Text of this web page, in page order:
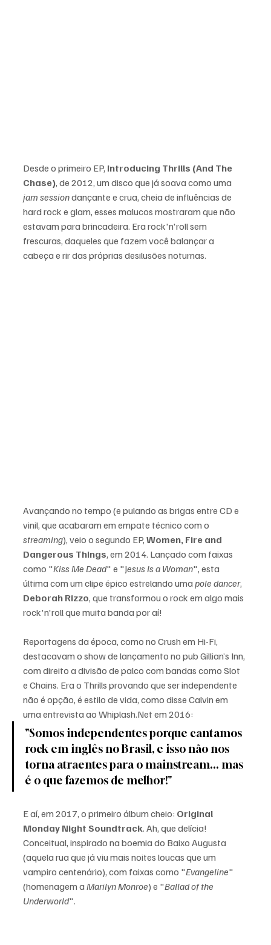
Desde o primeiro EP, Introducing Thrills (And The
Chase), de 2012, um disco que já soava como uma
jam session dançante e crua, cheia de influências de
hard rock e glam, esses malucos mostraram que não
estavam para brincadeira. Era rock'n'roll sem
frescuras, daqueles que fazem você balançar a
cabeça e rir das próprias desilusões noturnas.
Avançando no tempo (e pulando as brigas entre CD e
vinil, que acabaram em empate técnico com o
streaming), veio o segundo EP, Women, Fire and
Dangerous Things, em 2014. Lançado com faixas
como "Kiss Me Dead" e "Jesus Is a Woman", esta
última com um clipe épico estrelando uma pole dancer,
Deborah Rizzo, que transformou o rock em algo mais
rock'n'roll que muita banda por aí!
Reportagens da época, como no Crush em Hi-Fi,
destacavam o show de lançamento no pub Gillian’s Inn,
com direito a divisão de palco com bandas como Slot
e Chains. Era o Thrills provando que ser independente
não é opção, é estilo de vida, como disse Calvin em
uma entrevista ao Whiplash.Net em 2016:
"Somos independentes porque cantamos
rock em inglês no Brasil, e isso não nos
torna atraentes para o mainstream... mas
é o que fazemos de melhor!"
E aí, em 2017, o primeiro álbum cheio: Original
Monday Night Soundtrack. Ah, que delícia!
Conceitual, inspirado na boemia do Baixo Augusta
(aquela rua que já viu mais noites loucas que um
vampiro centenário), com faixas como "Evangeline"
(homenagem a Marilyn Monroe) e "Ballad of the
Underworld".